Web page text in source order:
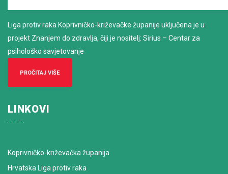
Liga protiv raka Koprivničko-križevačke županije uključena je u
projekt Znanjem do zdravlja, čiji je nositelj: Sirius – Centar za
psihološko savjetovanje
PROČITAJ VIŠE
LINKOVI
Koprivničko-križevačka županija
Hrvatska Liga protiv raka